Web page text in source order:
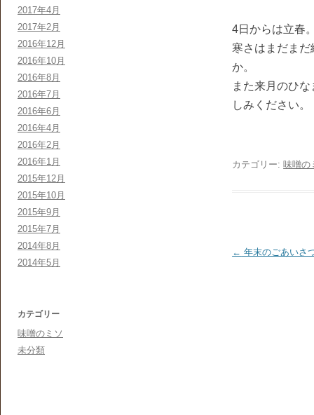
4日からは立春
寒さはまだま
か。
また来月のひ
しみください。
カテゴリー:味噌の
投稿ナビゲーション
← 年末のごあいさ
2017年4月
2017年2月
2016年12月
2016年10月
2016年8月
2016年7月
2016年6月
2016年4月
2016年2月
2016年1月
2015年12月
2015年10月
2015年9月
2015年7月
2014年8月
2014年5月
カテゴリー
味噌のミソ
未分類